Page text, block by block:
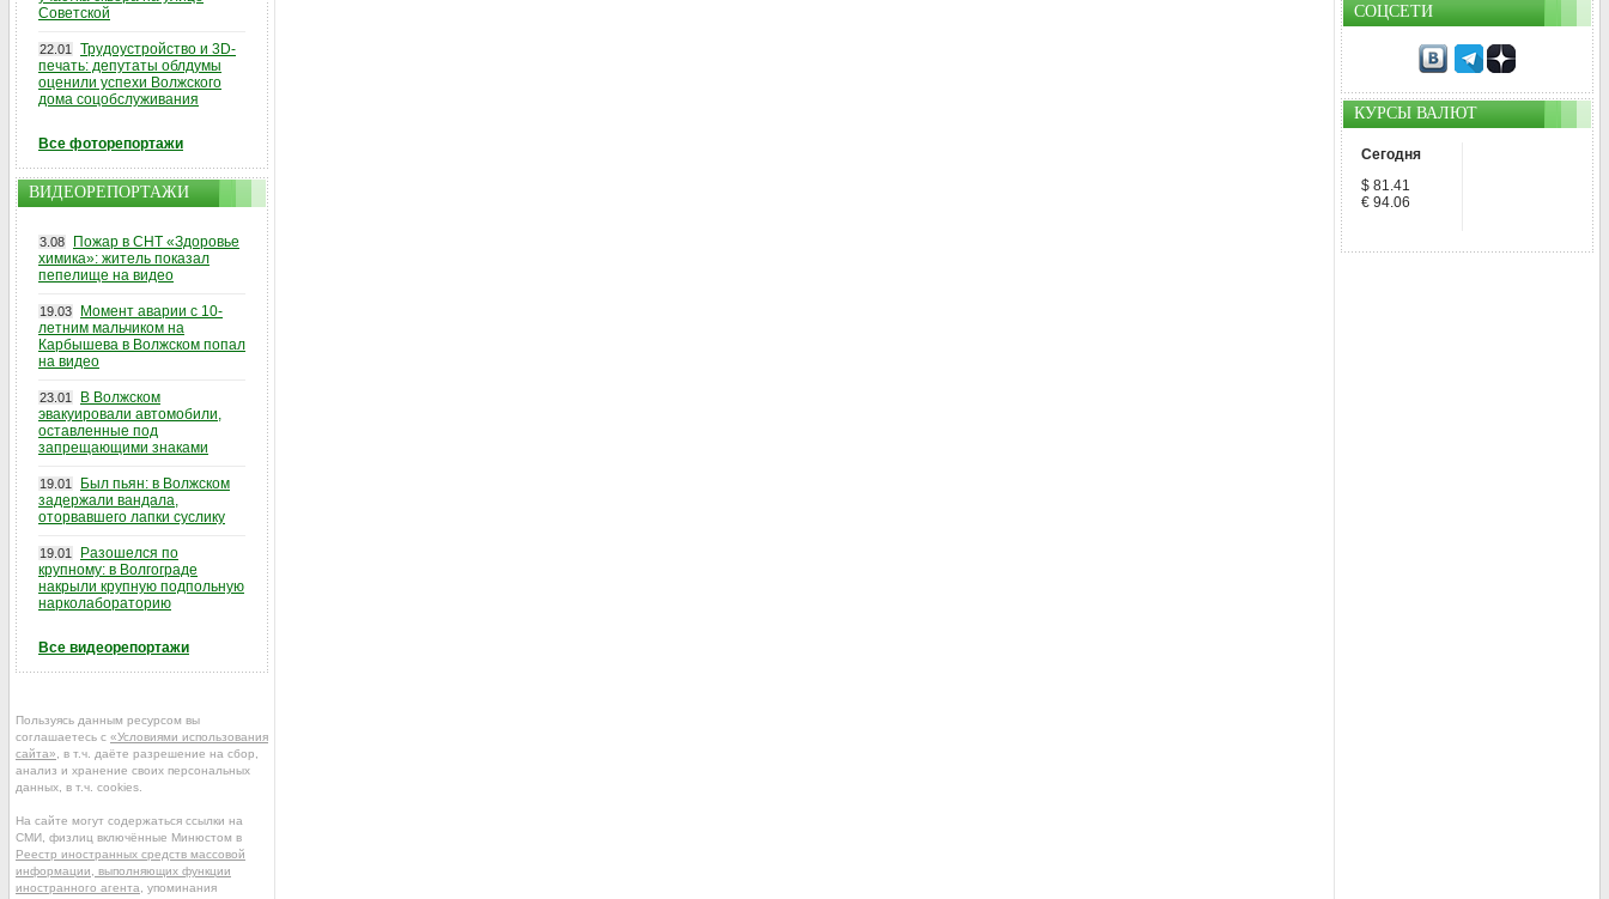
Советской
22.01
Трудоустройство и 3D-
печать: депутаты облдумы
оценили успехи Волжского
дома соцобслуживания
Все фоторепортажи
ВИДЕОРЕПОРТАЖИ
3.08
Пожар в СНТ «Здоровье
химика»: житель показал
пепелище на видео
19.03
Момент аварии с 10-
летним мальчиком на
Карбышева в Волжском попал
на видео
23.01
В Волжском
эвакуировали автомобили,
оставленные под
запрещающими знаками
19.01
Был пьян: в Волжском
задержали вандала,
оторвавшего лапки суслику
19.01
Разошелся по
крупному: в Волгограде
накрыли крупную подпольную
нарколабораторию
Все видеорепортажи
Пользуясь данным ресурсом вы
соглашаетесь с «Условиями использования
сайта» , в т.ч. даёте разрешение на сбор,
анализ и хранение своих персональных
данных, в т.ч. cookies.
На сайте могут содержаться ссылки на
СМИ, физлиц включённые Минюстом в
Реестр иностранных средств массовой
информации, выполняющих функции
иностранного агента , упоминания
СОЦСЕТИ
КУРСЫ ВАЛЮТ
Сегодня
$ 81.41
€ 94.06